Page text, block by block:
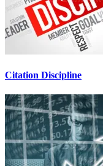
Citation Discipline